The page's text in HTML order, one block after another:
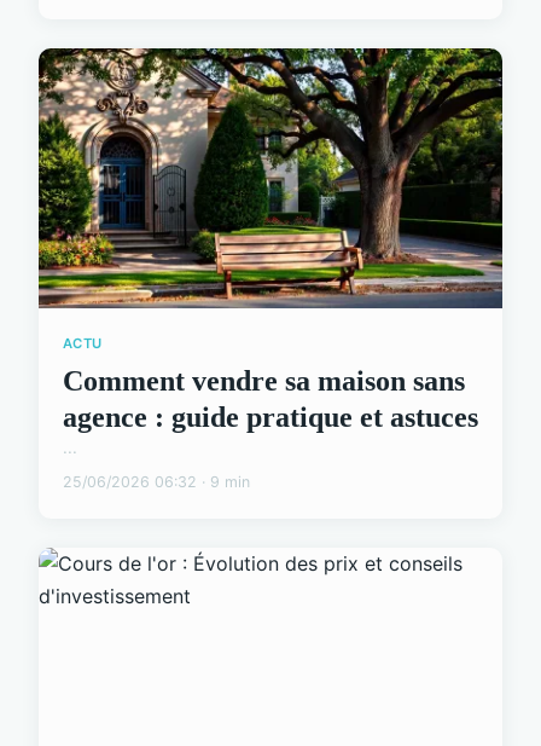
ACTU
Comment vendre sa maison sans
agence : guide pratique et astuces
...
25/06/2026 06:32 · 9 min